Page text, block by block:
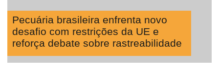
Pecuária brasileira enfrenta novo
desafio com restrições da UE e
reforça debate sobre rastreabilidade